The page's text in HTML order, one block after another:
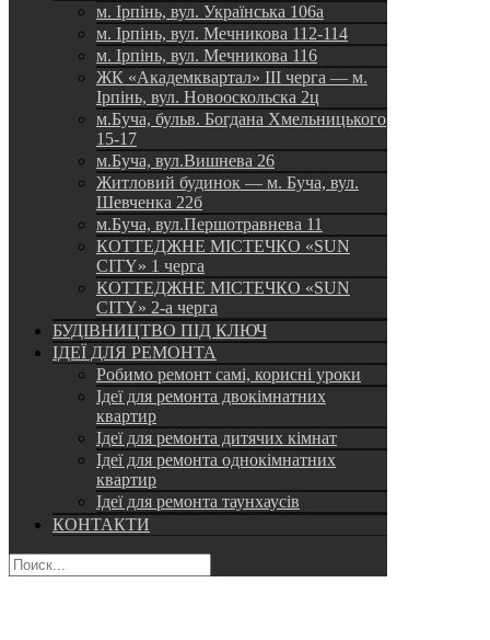
м. Ірпінь, вул. Українська 106а
м. Ірпінь, вул. Мечникова 112-114
м. Ірпінь, вул. Мечникова 116
ЖК «Академквартал» III черга — м.
Ірпінь, вул. Новооскольска 2ц
м.Буча, бульв. Богдана Хмельницького
15-17
м.Буча, вул.Вишнева 26
Житловий будинок — м. Буча, вул.
Шевченка 22б
м.Буча, вул.Першотравнева 11
КОТТЕДЖНЕ МІСТЕЧКО «SUN
CITY» 1 черга
КОТТЕДЖНЕ МІСТЕЧКО «SUN
CITY» 2-а черга
БУДІВНИЦТВО ПІД КЛЮЧ
ІДЕЇ ДЛЯ РЕМОНТА
Робимо ремонт самі, корисні уроки
Ідеї для ремонта двокімнатних
квартир
Ідеї для ремонта дитячих кімнат
Ідеї для ремонта однокімнатних
квартир
Ідеї для ремонта таунхаусів
КОНТАКТИ